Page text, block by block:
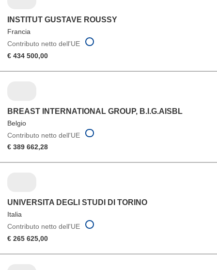
INSTITUT GUSTAVE ROUSSY
Francia
Contributo netto dell'UE
€ 434 500,00
BREAST INTERNATIONAL GROUP, B.I.G.AISBL
Belgio
Contributo netto dell'UE
€ 389 662,28
UNIVERSITA DEGLI STUDI DI TORINO
Italia
Contributo netto dell'UE
€ 265 625,00